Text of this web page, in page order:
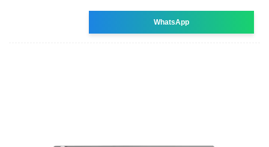
WhatsApp